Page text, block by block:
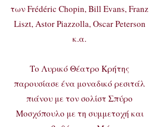
των Frédéric Chopin, Bill Evans, Franz
Liszt, Astor Piazzolla, Oscar Peterson
κ.α.
Το Λυρικό Θέατρο Κρήτης
παρουσίασε ένα μοναδικό ρεσιτάλ
πιάνου με τον σολίστ Σπύρο
Μοσχόπουλο με τη συμμετοχή και